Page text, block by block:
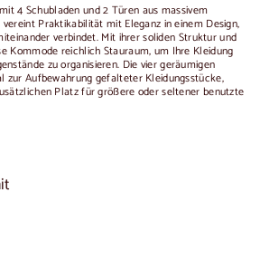
mit 4 Schubladen und 2 Türen aus massivem
Praktikabilität mit Eleganz in einem Design,
verbindet. Mit ihrer soliden Struktur und
Kommode reichlich Stauraum, um Ihre Kleidung
zu organisieren. Die vier geräumigen
zur Aufbewahrung gefalteter Kleidungsstücke,
Platz für größere oder seltener benutzte